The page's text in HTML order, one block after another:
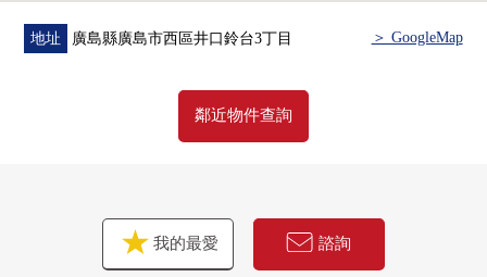
地址 廣島縣廣島市西區井口鈴台3丁目 ＞ GoogleMap
鄰近物件查詢
我的最愛 諮詢